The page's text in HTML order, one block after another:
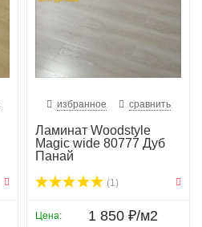
избранное сравнить
Ламинат Woodstyle
Magic wide 80777 Дуб
Панай
(1)
Цена: 1 850 ₽/м2